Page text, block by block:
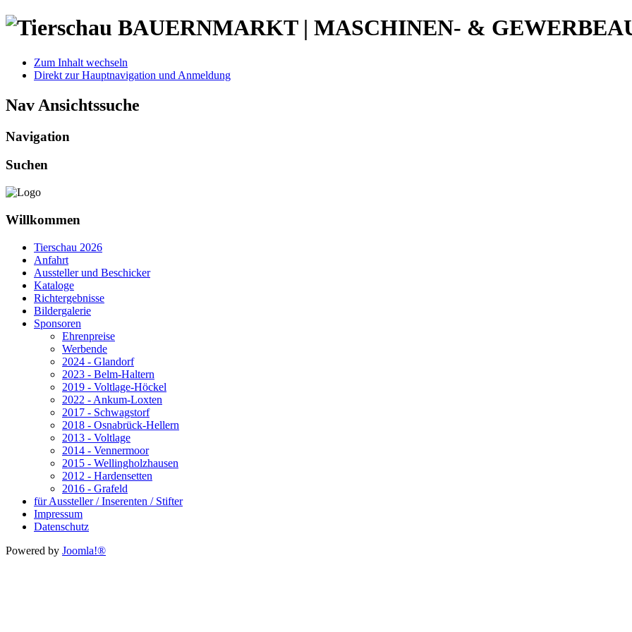
BAUERNMARKT | MASCHINEN- &
Zum Inhalt wechseln
Direkt zur Hauptnavigation und Anmeldung
Nav Ansichtssuche
Navigation
Suchen
Willkommen
Tierschau 2026
Anfahrt
Aussteller und Beschicker
Kataloge
Richtergebnisse
Bildergalerie
Sponsoren
Ehrenpreise
Werbende
2024 - Glandorf
2023 - Belm-Haltern
2019 - Voltlage-Höckel
2022 - Ankum-Loxten
2017 - Schwagstorf
2018 - Osnabrück-Hellern
2013 - Voltlage
2014 - Vennermoor
2015 - Wellingholzhausen
2012 - Hardensetten
2016 - Grafeld
für Aussteller / Inserenten / Stifter
Impressum
Datenschutz
Powered by Joomla!®